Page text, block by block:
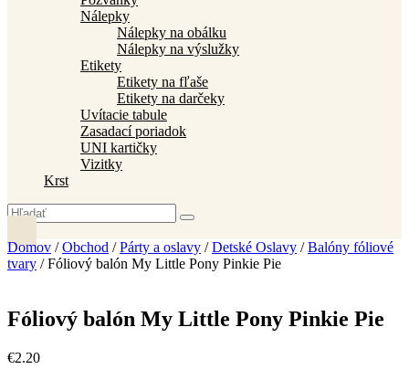
Nálepky
Nálepky na obálku
Nálepky na výslužky
Etikety
Etikety na fľaše
Etikety na darčeky
Uvítacie tabule
Zasadací poriadok
UNI kartičky
Vizitky
Krst
Domov /Obchod /Párty a oslavy /Detské Oslavy /Balóny fóliové
tvary / Fóliový balón My Little Pony Pinkie Pie
Fóliový balón My Little Pony Pinkie Pie
€2.20